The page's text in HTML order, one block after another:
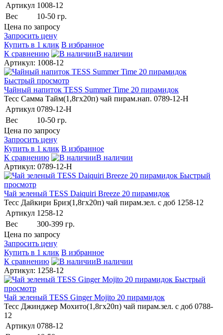
Артикул 1008-12
Вес
10-50 гр.
Цена по запросу
Запросить цену
Купить в 1 клик В избранное
К сравнению
В наличии
Артикул: 1008-12
Быстрый просмотр
Чайный напиток TESS Summer Time 20 пирамидок
Тесс Самма Тайм(1,8гх20п) чай пирам.нап. 0789-12-Н
Артикул 0789-12-Н
Вес
10-50 гр.
Цена по запросу
Запросить цену
Купить в 1 клик В избранное
К сравнению
В наличии
Артикул: 0789-12-Н
Быстрый
просмотр
Чай зеленый TESS Daiquiri Breeze 20 пирамидок
Тесс Дайкири Бриз(1,8гх20п) чай пирам.зел. с доб 1258-12
Артикул 1258-12
Вес
300-399 гр.
Цена по запросу
Запросить цену
Купить в 1 клик В избранное
К сравнению
В наличии
Артикул: 1258-12
Быстрый
просмотр
Чай зеленый TESS Ginger Mojito 20 пирамидок
Тесс Джинджер Мохито(1,8гх20п) чай пирам.зел. с доб 0788-
12
Артикул 0788-12